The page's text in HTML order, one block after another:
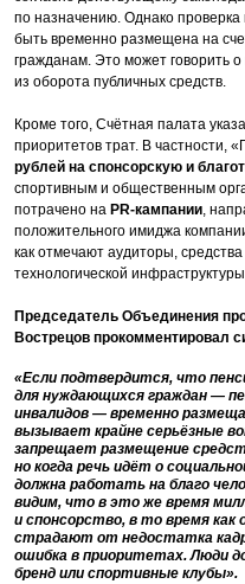
по назначению. Однако проверка
быть временно размещена на
гражданам. Это может говорить
из оборота публичных средств.
Кроме того, Счётная палата
приоритетов трат. В частности,
рублей на спонсорскую и
спортивным и общественным
потрачено на PR-кампании,
положительного имиджа
как отмечают аудиторы,
технологической
Председатель Объединения
Вострецов прокомментировал
«Если подтвердится, что
для нуждающихся граждан —
инвалидов — временно
вызывает крайне серьёзные
запрещает размещение
но когда речь идёт о
должна работать на благо
видим, что в это же время
и спонсорство, в то время как
страдают от недостатка
ошибка в приоритетах. Люди
бренд или спортивные клубы».